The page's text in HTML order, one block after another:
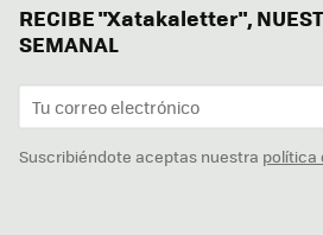
RECIBE "Xatakaletter",
SEMANAL
Suscribiéndote aceptas nuestra política